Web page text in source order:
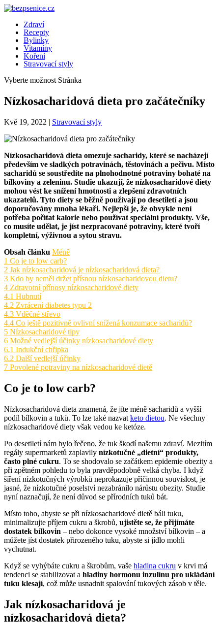
Zdraví
Recepty
Bylinky
Vitamíny
Koření
Stravovací styly
Vyberte možnost Stránka
Nízkosacharidová dieta pro začátečníky
Kvě 19, 2022 | Stravovací styly
Nízkosacharidová dieta omezuje sacharidy, které se nacházejí
především ve sladkých potravinách, těstovinách a pečivu. Místo
sacharidů se soustředíte na plnohodnotné potraviny bohaté na
bílkoviny a zeleninu. Studie ukazují, že nízkosacharidové diety
mohou vést ke snížení hmotnosti a zlepšení zdravotních
ukazatelů. Tyto diety se běžně používají po desetiletí a jsou
doporučovány mnoha lékaři. Nejlepší je, že obvykle není
potřeba počítat kalorie nebo používat speciální produkty. Vše,
co musíte udělat, je jíst nezpracované potraviny, které tvoří
kompletní, výživnou a sytou stravu.
Obsah článku Méně
1 Co je to low carb?
2 Jak nízkosacharidová je nízkosacharidová dieta?
3 Kdo by neměl držet přísnou nízkosacharidovou dietu?
4 Zdravotní přínosy nízkosacharidové diety
4.1 Hubnutí
4.2 Zvrácení diabetes typu 2
4.3 Vděčné střevo
4.4 Co ještě pozitivně ovlivní snížená konzumace sacharidů?
5 Nízkosacharidové tipy
6 Možné vedlejší účinky nízkosacharidové diety
6.1 Indukční chřipka
6.2 Další vedlejší účinky
7 Povolené potraviny na nízkosacharidové dietě
Co je to low carb?
Nízkosacharidová dieta znamená, že jíte méně sacharidů a vyšší
podíl bílkovin a tuků. To lze také nazvat keto dietou. Ne všechny
nízkosacharidové diety však vedou ke ketóze.
Po desetiletí nám bylo řečeno, že tuk škodí našemu zdraví. Mezitím
regály supermarketů zaplavily nízkotučné „dietní“ produkty,
často plné cukru. To se shodovalo se začátkem epidemie obezity a
při zpětném pohledu to byla pravděpodobně velká chyba. I když
šíření nízkotučných výrobků neprokazuje příčinnou souvislost, je
jasné, že nízkotučné poselství nezabránilo nárůstu obezity. Studie
nyní naznačují, že není důvod se přírodních tuků bát.
Místo toho, abyste se při nízkosacharidové dietě báli tuku,
minimalizujte příjem cukru a škrobů, ujistěte se, že přijímáte
dostatek bílkovin – nebo dokonce vysoké množství bílkovin – a
můžete jíst dostatek přirozeného tuku, abyste si jídlo mohli
vychutnat.
Když se vyhýbáte cukru a škrobům, vaše hladina cukru v krvi má
tendenci se stabilizovat a hladiny hormonu inzulínu pro ukládání
tuku klesají, což může usnadnit spalování tukových zásob v těle.
Jak nízkosacharidová je
nízkosacharidová dieta?